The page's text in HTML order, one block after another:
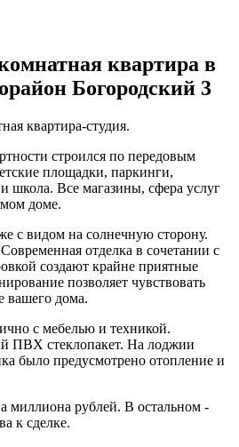
квартира в
Богородский 3
квартира-студия.
строился по передовым
площадки, паркинги,
и школа. Все магазины, сфера услуг
доме.
с видом на солнечную сторону.
отделка в сочетании с
создают крайне приятные
позволяет чувствовать
вашего дома.
с мебелью и техникой.
ПВХ стеклопакет. На лоджии
было предусмотрено отопление и
миллиона рублей. В остальном -
к сделке.